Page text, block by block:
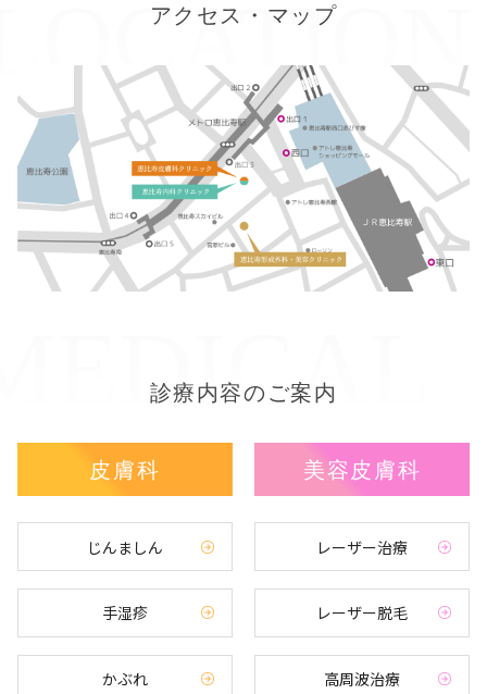
アクセス・マップ
診療内容のご案内
皮膚科
じんましん
手湿疹
かぶれ
美容皮膚科
レーザー治療
レーザー脱毛
高周波治療